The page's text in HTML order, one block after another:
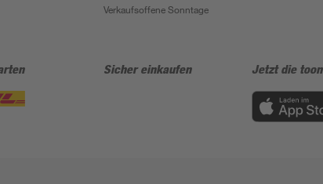
Verkaufsoffene Sonntage
Sicher einkaufen Jetzt die